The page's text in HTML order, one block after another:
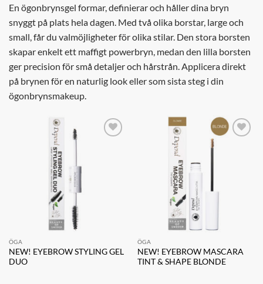
En ögonbrynsgel formar, definierar och håller dina bryn
snyggt på plats hela dagen. Med två olika borstar, large och
small, får du valmöjligheter för olika stilar. Den stora borsten
skapar enkelt ett maffigt powerbryn, medan den lilla borsten
ger precision för små detaljer och hårstrån. Applicera direkt
på brynen för en naturlig look eller som sista steg i din
ögonbrynsmakeup.
ÖGA
NEW! EYEBROW STYLING GEL
DUO
ÖGA
NEW! EYEBROW MASCARA
TINT & SHAPE BLONDE